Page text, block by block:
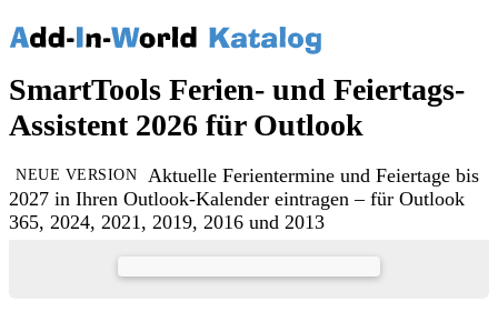
SmartTools Ferien- und Feiertags-
Assistent 2026 für Outlook
NEUE VERSION
Aktuelle Ferientermine und Feiertage bis
2027 in Ihren Outlook-Kalender eintragen – für Outlook
365, 2024, 2021, 2019, 2016 und 2013